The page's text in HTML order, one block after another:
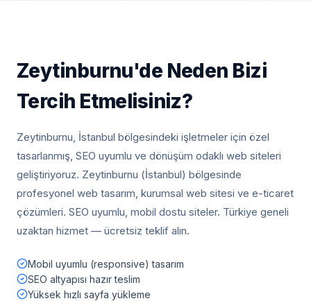
Zeytinburnu'de Neden Bizi
Tercih Etmelisiniz?
Zeytinburnu, İstanbul bölgesindeki işletmeler için özel
tasarlanmış, SEO uyumlu ve dönüşüm odaklı web siteleri
geliştiriyoruz. Zeytinburnu (İstanbul) bölgesinde
profesyonel web tasarım, kurumsal web sitesi ve e-ticaret
çözümleri. SEO uyumlu, mobil dostu siteler. Türkiye geneli
uzaktan hizmet — ücretsiz teklif alın.
Mobil uyumlu (responsive) tasarım
SEO altyapısı hazır teslim
Yüksek hızlı sayfa yükleme